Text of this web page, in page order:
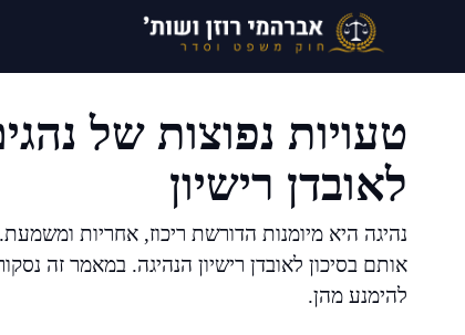
טעויות נפוצות של
לאובדן רישיון
נהיגה היא מיומנות הדורשת ריכוז, אחריות
אותם בסיכון לאובדן רישיון הנהיגה. במאמר זה
להימנע מהן.